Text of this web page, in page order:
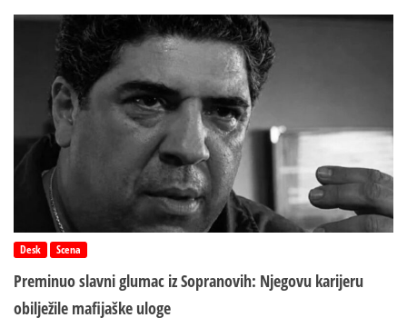
Desk Scena
Preminuo slavni glumac iz Sopranovih: Njegovu karijeru
obilježile mafijaške uloge